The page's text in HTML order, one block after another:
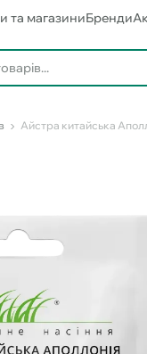
та магазиниБренди
Айстра китайська